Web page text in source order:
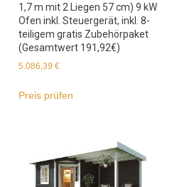
1,7 m mit 2 Liegen 57 cm) 9 kW
Ofen inkl. Steuergerät, inkl. 8-
teiligem gratis Zubehörpaket
(Gesamtwert 191,92€)
5.086,39€
Preis prüfen